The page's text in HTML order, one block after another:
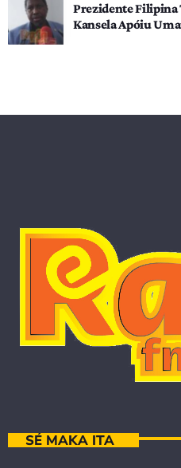
Prezidente Filipina
Kansela Apóiu
SÉ MAKA ITA